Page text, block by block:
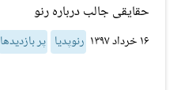
حقایقی جالب درباره رنو
۱۶ خرداد ۱۳۹۷ رنوپدیا پر بازدیدها